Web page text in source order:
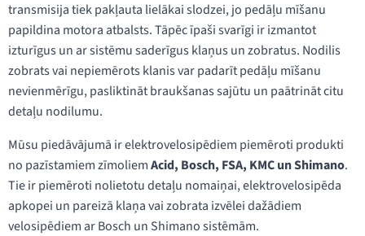
transmisija tiek pakļauta lielākai slodzei, jo pedāļu mīšanu
papildina motora atbalsts. Tāpēc īpaši svarīgi ir izmantot
izturīgus un ar sistēmu saderīgus klaņus un zobratus. Nodilis
zobrats vai nepiemērots klanis var padarīt pedāļu mīšanu
nevienmērīgu, pasliktināt braukšanas sajūtu un paātrināt citu
detaļu nodilumu.
Mūsu piedāvājumā ir elektrovelosipēdiem piemēroti produkti
no pazīstamiem zīmoliemAcid, Bosch, FSA, KMC un Shimano.
Tie ir piemēroti nolietotu detaļu nomaiņai, elektrovelosipēda
apkopei un pareizā klaņa vai zobrata izvēlei dažādiem
velosipēdiem ar Bosch un Shimano sistēmām.